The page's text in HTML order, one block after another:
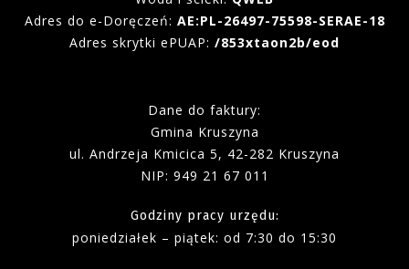
Adres do e-Doręczeń: AE:PL-26497-75598-SERAE-18
Adres skrytki ePUAP: /853xtaon2b/eod
Dane do faktury:
Gmina Kruszyna
ul. Andrzeja Kmicica 5, 42-282 Kruszyna
NIP: 949 21 67 011
Godziny pracy urzędu:
poniedziałek – piątek: od 7:30 do 15:30